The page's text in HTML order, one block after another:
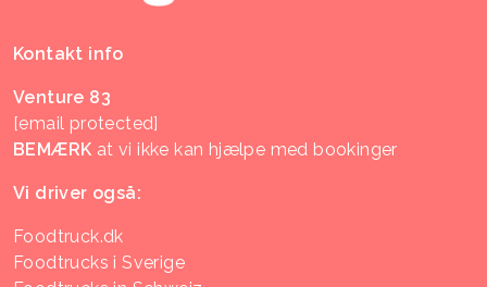
Kontakt info
Venture 83
[email protected]
BEMÆRK at vi ikke kan hjælpe med bookinger
Vi driver også:
Foodtruck.dk
Foodtrucks i Sverige